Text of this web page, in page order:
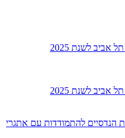
לשנת 2025
לשנת 2025